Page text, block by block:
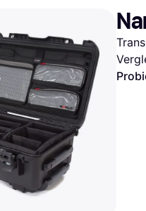
Teilzahlungen
Bezahle in bis zu 30
Tagen
Ratenzahlung
H&M
Temu